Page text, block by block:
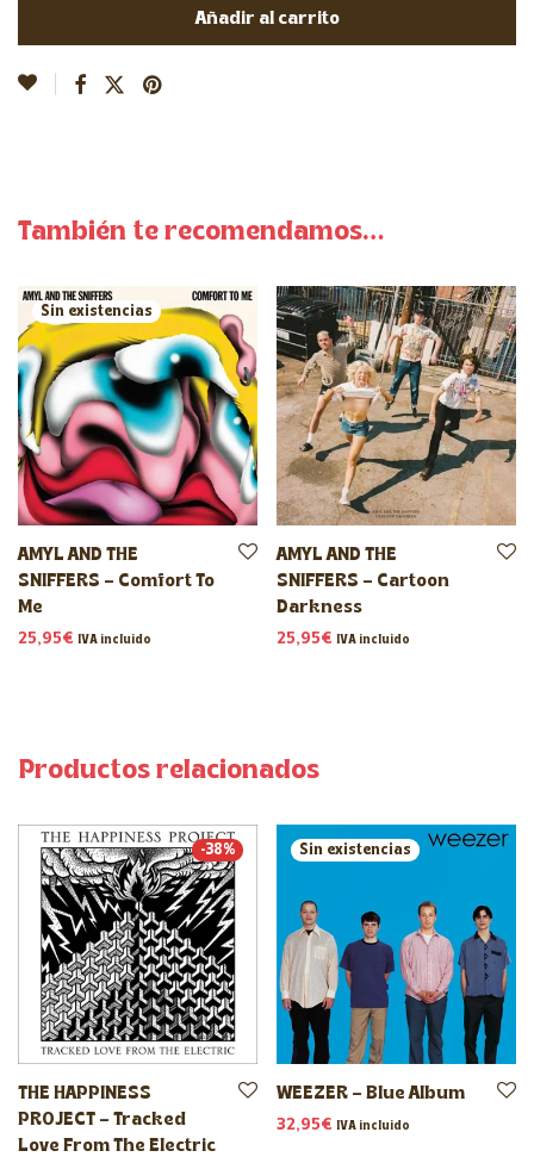
Añadir al carrito
También te recomendamos…
AMYL AND THE
SNIFFERS – Comfort To
Me
25,95€ IVA incluido
AMYL AND THE
SNIFFERS – Cartoon
Darkness
25,95€ IVA incluido
Productos relacionados
-38%
THE HAPPINESS
PROJECT – Tracked
Love From The Electric
WEEZER – Blue Album
32,95€ IVA incluido